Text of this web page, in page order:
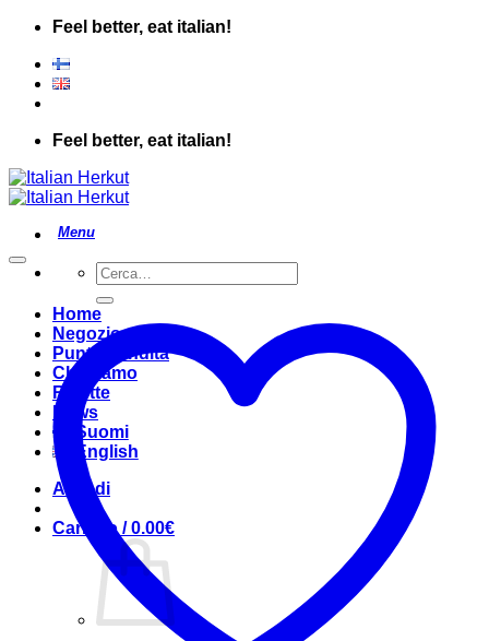
Salta
contenuti
Feel better, eat italian!
Feel better, eat italian!
Cerca:
Home
Negozio
Punto Vendita
Chi Siamo
Ricette
News
Suomi
English
Accedi
Carrello /0.00€